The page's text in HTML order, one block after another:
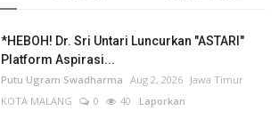
*HEBOH! Dr. Sri Untari Luncurkan "ASTARI"
Platform Aspirasi...
Putu Ugram Swadharma Aug 2, 2026 Jawa Timur
KOTA MALANG
0 40 Laporkan